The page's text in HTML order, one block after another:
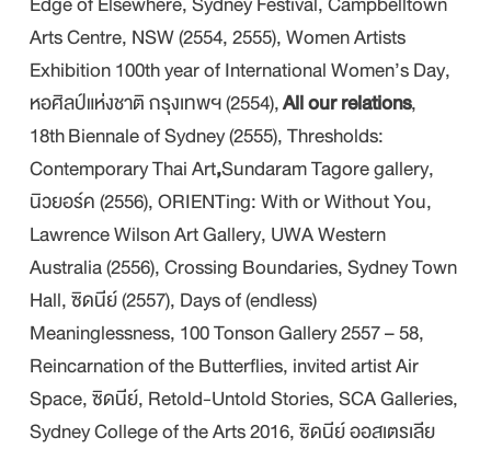
Arts Centre, NSW (2554, 2555),Women Artists
Exhibition 100th year of International Women’s Day,
หอศิลป์แห่งชาติ กรุงเทพฯ (2554),All our relations,
18thBiennale of Sydney (2555),Thresholds:
Contemporary Thai Art,Sundaram Tagore gallery,
นิวยอร์ค (2556),ORIENTing: With or Without You,
Lawrence Wilson Art Gallery, UWA Western
Australia (2556),Crossing Boundaries, Sydney Town
Hall, ซิดนีย์ (2557), Days of (endless)
Meaninglessness, 100 Tonson Gallery 2557 – 58,
Reincarnation of the Butterflies, invited artist Air
Space,ซิดนีย์, Retold-Untold Stories, SCA Galleries,
Sydney College of the Arts 2016,ซิดนีย์ ออสเตรเลีย